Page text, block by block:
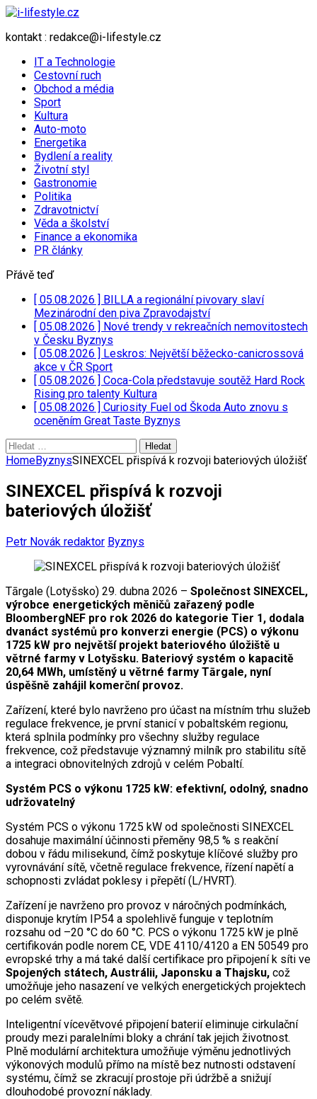
kontakt : redakce@i-lifestyle.cz
IT a Technologie
Cestovní ruch
Obchod a média
Sport
Kultura
Auto-moto
Energetika
Bydlení a reality
Životní styl
Gastronomie
Politika
Zdravotnictví
Věda a školství
Finance a ekonomika
PR články
Přávě teď
[ 05.08.2026 ] BILLA a regionální pivovary slaví
Mezinárodní den piva Zpravodajství
[ 05.08.2026 ] Nové trendy v rekreačních nemovitostech
v Česku Byznys
[ 05.08.2026 ] Leskros: Největší běžecko-canicrossová
akce v ČR Sport
[ 05.08.2026 ] Coca-Cola představuje soutěž Hard Rock
Rising pro talenty Kultura
[ 05.08.2026 ] Curiosity Fuel od Škoda Auto znovu s
oceněním Great Taste Byznys
Vyhledávání
HomeByznysSINEXCEL přispívá k rozvoji bateriových úložišť
SINEXCEL přispívá k rozvoji
bateriových úložišť
Petr Novák redaktor Byznys
Tārgale (Lotyšsko) 29. dubna 2026 – Společnost SINEXCEL,
výrobce energetických měničů zařazený podle
BloombergNEF pro rok 2026 do kategorie Tier 1, dodala
dvanáct systémů pro konverzi energie (PCS) o výkonu
1725 kW pro největší projekt bateriového úložiště u
větrné farmy v Lotyšsku. Bateriový systém o kapacitě
20,64 MWh, umístěný u větrné farmy Tārgale, nyní
úspěšně zahájil komerční provoz.
Zařízení, které bylo navrženo pro účast na místním trhu služeb
regulace frekvence, je první stanicí v pobaltském regionu,
která splnila podmínky pro všechny služby regulace
frekvence, což představuje významný milník pro stabilitu sítě
a integraci obnovitelných zdrojů v celém Pobaltí.
Systém PCS o výkonu 1725 kW: efektivní, odolný, snadno
udržovatelný
Systém PCS o výkonu 1725 kW od společnosti SINEXCEL
dosahuje maximální účinnosti přeměny 98,5 % s reakční
dobou v řádu milisekund, čímž poskytuje klíčové služby pro
vyrovnávání sítě, včetně regulace frekvence, řízení napětí a
schopnosti zvládat poklesy i přepětí (L/HVRT).
Zařízení je navrženo pro provoz v náročných podmínkách,
disponuje krytím IP54 a spolehlivě funguje v teplotním
rozsahu od –20 °C do 60 °C. PCS o výkonu 1725 kW je plně
certifikován podle norem CE, VDE 4110/4120 a EN 50549 pro
evropské trhy a má také další certifikace pro připojení k síti ve
Spojených státech, Austrálii, Japonsku a Thajsku, což
umožňuje jeho nasazení ve velkých energetických projektech
po celém světě.
Inteligentní vícevětvové připojení baterií eliminuje cirkulační
proudy mezi paralelními bloky a chrání tak jejich životnost.
Plně modulární architektura umožňuje výměnu jednotlivých
výkonových modulů přímo na místě bez nutnosti odstavení
systému, čímž se zkracují prostoje při údržbě a snižují
dlouhodobé provozní náklady.